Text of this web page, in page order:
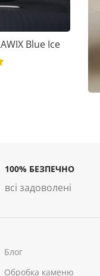
Blue Ice
100% БЕЗПЕЧНО
всі задоволені
Блог
Обробка каменю